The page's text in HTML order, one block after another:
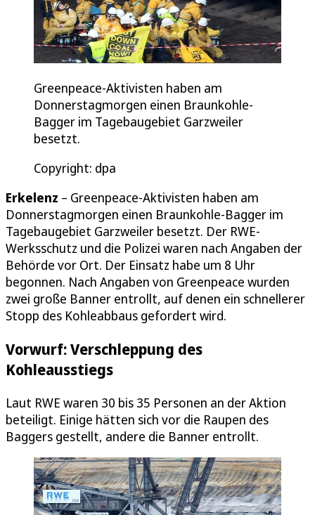
Greenpeace-Aktivisten haben am
Donnerstagmorgen einen Braunkohle-
Bagger im Tagebaugebiet Garzweiler
besetzt.
Copyright: dpa
Erkelenz – Greenpeace-Aktivisten haben am
Donnerstagmorgen einen Braunkohle-Bagger im
Tagebaugebiet Garzweiler besetzt. Der RWE-
Werksschutz und die Polizei waren nach Angaben der
Behörde vor Ort. Der Einsatz habe um 8 Uhr
begonnen. Nach Angaben von Greenpeace wurden
zwei große Banner entrollt, auf denen ein schnellerer
Stopp des Kohleabbaus gefordert wird.
Vorwurf: Verschleppung des
Kohleausstiegs
Laut RWE waren 30 bis 35 Personen an der Aktion
beteiligt. Einige hätten sich vor die Raupen des
Baggers gestellt, andere die Banner entrollt.